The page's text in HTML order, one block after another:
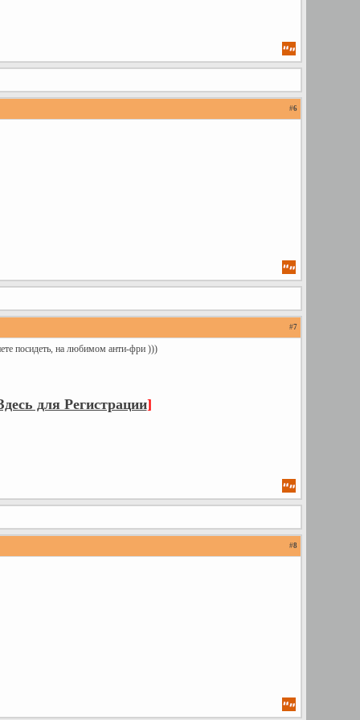
#6
#7
посидеть, на любимом анти-фри )))
для Регистрации]
#8